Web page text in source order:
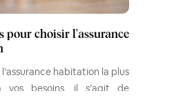
pour choisir l'assurance
l’assurance habitation la plus
vos besoins, il s’agit de
compte certains critères.